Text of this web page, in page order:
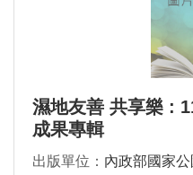
濕地友善 共享樂 :
成果專輯
出版單位： 內政部國家